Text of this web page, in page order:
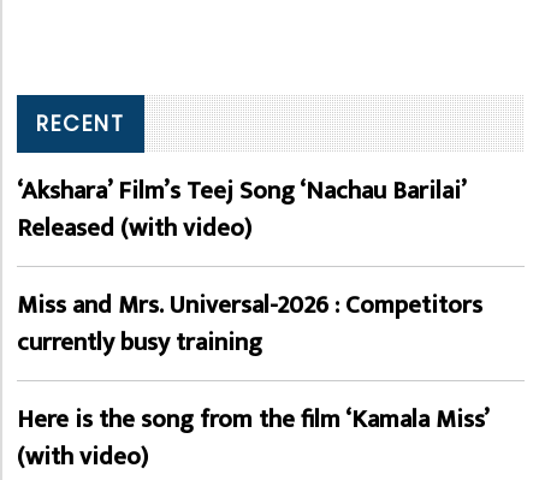
RECENT
‘Akshara’ Film’s Teej Song ‘Nachau Barilai’
Released (with video)
Miss and Mrs. Universal-2026 : Competitors
currently busy training
Here is the song from the film ‘Kamala Miss’
(with video)